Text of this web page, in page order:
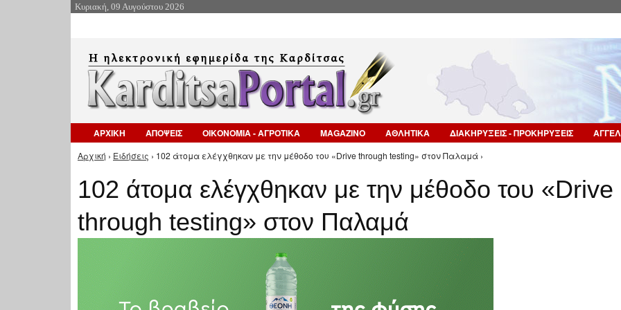
Κυριακή, 09 Αυγούστου 2026
ΑΡΧΙΚΗ ΑΠΟΨΕΙΣ ΟΙΚΟΝΟΜΙΑ - ΑΓΡΟΤΙΚΑ MAGAZINO ΑΘΛΗΤΙΚΑ ΔΙΑΚΗΡΥΞΕΙΣ - ΠΡΟΚΗΡΥΞΕΙΣ
Είστε εδώ
Αρχική › Ειδήσεις › 102 άτομα ελέγχθηκαν με την μέθοδο του «Drive through testing» στον Παλαμά ›
102 άτομα ελέγχθηκαν με την μέθοδο του «Drive
through testing» στον Παλαμά